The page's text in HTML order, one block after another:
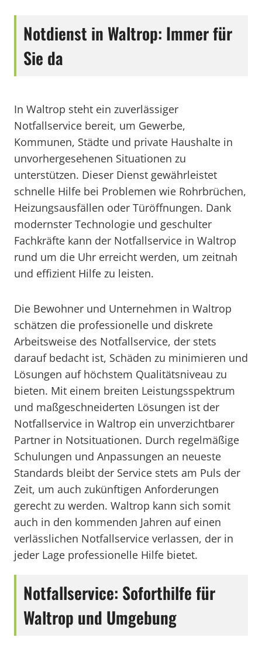
Notdienst in Waltrop: Immer für
Sie da
In Waltrop steht ein zuverlässiger
Notfallservice bereit, um Gewerbe,
Kommunen, Städte und private Haushalte in
unvorhergesehenen Situationen zu
unterstützen. Dieser Dienst gewährleistet
schnelle Hilfe bei Problemen wie Rohrbrüchen,
Heizungsausfällen oder Türöffnungen. Dank
modernster Technologie und geschulter
Fachkräfte kann der Notfallservice in Waltrop
rund um die Uhr erreicht werden, um zeitnah
und effizient Hilfe zu leisten.
Die Bewohner und Unternehmen in Waltrop
schätzen die professionelle und diskrete
Arbeitsweise des Notfallservice, der stets
darauf bedacht ist, Schäden zu minimieren und
Lösungen auf höchstem Qualitätsniveau zu
bieten. Mit einem breiten Leistungsspektrum
und maßgeschneiderten Lösungen ist der
Notfallservice in Waltrop ein unverzichtbarer
Partner in Notsituationen. Durch regelmäßige
Schulungen und Anpassungen an neueste
Standards bleibt der Service stets am Puls der
Zeit, um auch zukünftigen Anforderungen
gerecht zu werden. Waltrop kann sich somit
auch in den kommenden Jahren auf einen
verlässlichen Notfallservice verlassen, der in
jeder Lage professionelle Hilfe bietet.
Notfallservice: Soforthilfe für
Waltrop und Umgebung